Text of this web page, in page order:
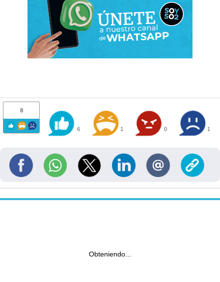
8
6 1 0 1
Obteniendo...